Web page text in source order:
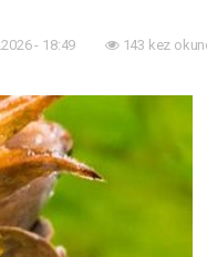
- 18:49 143 kez